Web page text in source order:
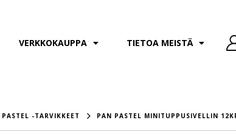
VERKKOKAUPPA TIETOA MEISTÄ
PASTEL -TARVIKKEET PAN PASTEL MINITUPPUSIVELLIN